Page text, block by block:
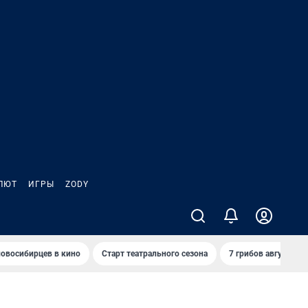
ИГРЫ ZODY
в кино Старт театрального сезона 7 грибов августа